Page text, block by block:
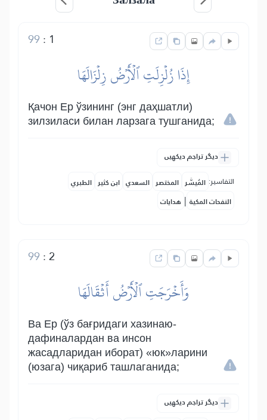
1
:
99
إِذَا زُلۡزِلَتِ ٱلۡأَرۡضُ زِلۡزَالَهَا
Қачон Ер ўзининг (энг даҳшатли)
зилзиласи билан ларзага тушганида;
دیگر تراجم دیکھیں
التفاسير: المُيسَّر المختصر السعدي ابن كثير الطبري
النفحات المكية | هدايات
2
:
99
وَأَخۡرَجَتِ ٱلۡأَرۡضُ أَثۡقَالَهَا
Ва Ер (ўз бағридаги хазинаю-
дафиналардан ва инсон
жасадларидан иборат) «юк»ларини
(юзага) чиқариб ташлаганида;
دیگر تراجم دیکھیں